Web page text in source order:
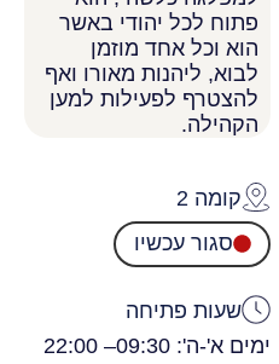
פתוח לכל יהודי באשר
הוא וכל אחד מוזמן
לבוא, ליהנות מאורו ואף
להצטרף לפעילות למען
הקהילה.
קומה 2
סגור עכשיו
שעות פתיחה
ימים א'-ה': 09:30
– 22:00